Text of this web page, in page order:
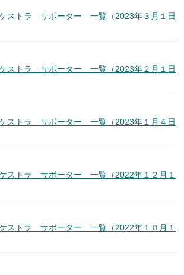
ストラ サポーター 一覧（2023年３月１日
ストラ サポーター 一覧（2023年２月１日
ストラ サポーター 一覧（2023年１月４日
ストラ サポーター 一覧（2022年１２月１
ストラ サポーター 一覧（2022年１０月１